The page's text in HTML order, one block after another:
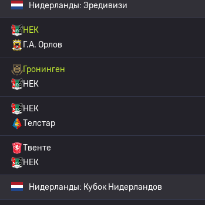
Нидерланды: Эредивизи
НЕК
Г.А. Орлов
Гронинген
НЕК
НЕК
Телстар
Твенте
НЕК
Нидерланды: Кубок Нидерландов